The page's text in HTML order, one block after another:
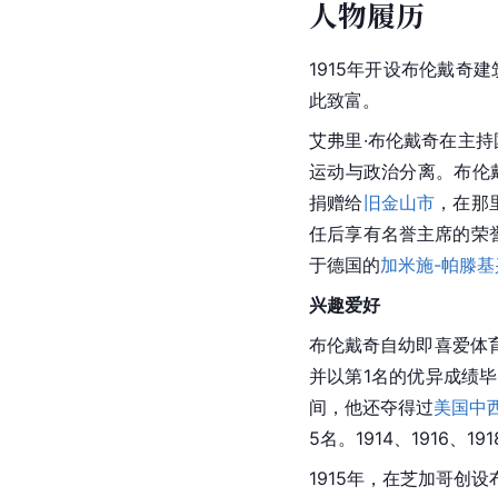
人物履历
1915年开设布伦戴奇
此致富。
艾弗里·布伦戴奇在主
运动与政治分离。布伦
捐赠给旧金山市 ，在
任后享有名誉主席的荣
于德国的加米施-帕滕
兴趣爱好
布伦戴奇自幼即喜爱体
并以第1名的优异成绩
间，他还夺得过美国中
5名。1914、1916、
1915年，在芝加哥创设